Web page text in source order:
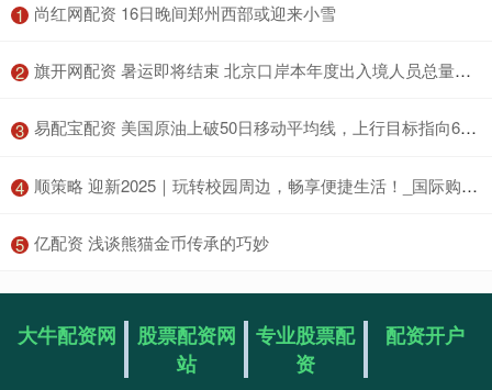
1 ​尚红网配资 16日晚间郑州西部或迎来小雪
2 ​旗开网配资 暑运即将结束 北京口岸本年度出入境人员总量已突破1400万人次
3 ​易配宝配资 美国原油上破50日移动平均线，上行目标指向66.03美元
4 ​顺策略 迎新2025｜玩转校园周边，畅享便捷生活！_国际购物中心_距离_银行
5 ​亿配资 浅谈熊猫金币传承的巧妙
大牛配资网
股票配资网
站
专业股票配
资
配资开户